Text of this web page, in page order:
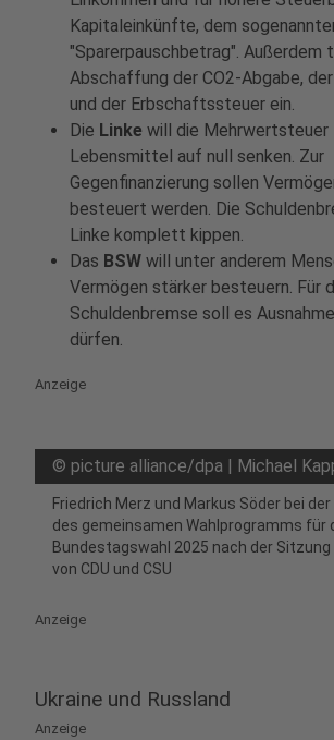
Kapitaleinkünfte, dem
"Sparerpauschbetrag". Außerdem
Abschaffung der CO2-Abgabe,
und der Erbschaftssteuer ein.
Die Linke will die Mehrwertsteuer
Lebensmittel auf null senken. Zur
Gegenfinanzierung sollen
besteuert werden. Die
Linke komplett kippen.
Das BSW will unter anderem
Vermögen stärker besteuern. Für
Schuldenbremse soll es
dürfen.
Anzeige
© picture alliance/dpa | Michael
Friedrich Merz und Markus Söder bei
des gemeinsamen Wahlprogramms für
Bundestagswahl 2025 nach der
von CDU und CSU
Anzeige
Ukraine und Russland
Anzeige